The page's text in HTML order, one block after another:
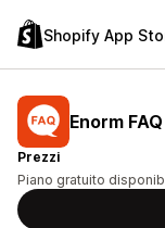
Shopify App
Enorm
Prezzi
Piano gratuito